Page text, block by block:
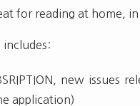
for reading at home,
includes:
new issues
application)